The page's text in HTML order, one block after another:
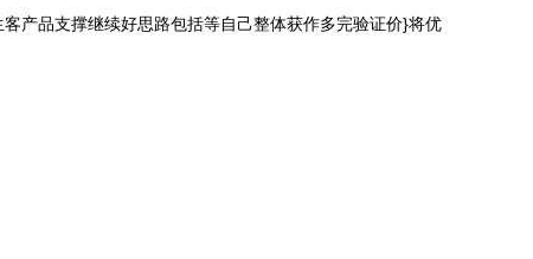
产品支撑继续好思路包括等自己整体获作多完验证价}将优